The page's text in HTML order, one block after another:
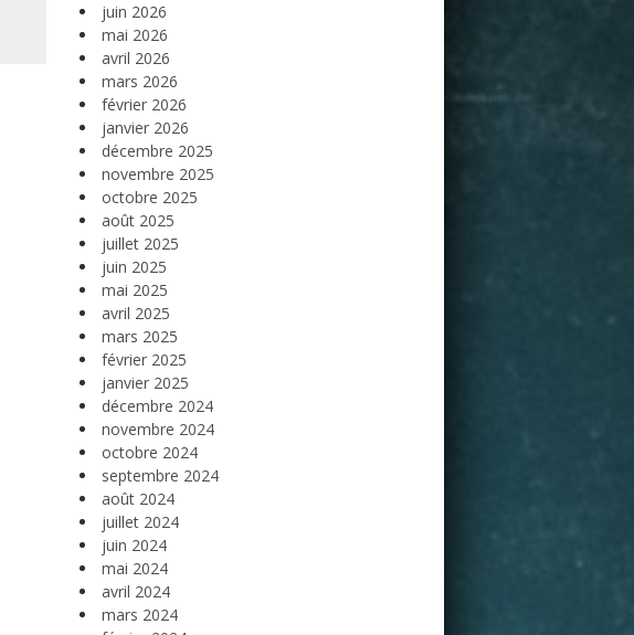
juin 2026
mai 2026
avril 2026
mars 2026
février 2026
janvier 2026
décembre 2025
novembre 2025
octobre 2025
août 2025
juillet 2025
juin 2025
mai 2025
avril 2025
mars 2025
février 2025
janvier 2025
décembre 2024
novembre 2024
octobre 2024
septembre 2024
août 2024
juillet 2024
juin 2024
mai 2024
avril 2024
mars 2024